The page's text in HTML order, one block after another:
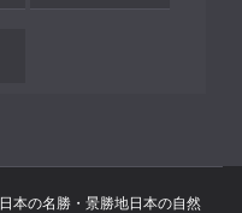
日本の名勝・景勝地日本の自然